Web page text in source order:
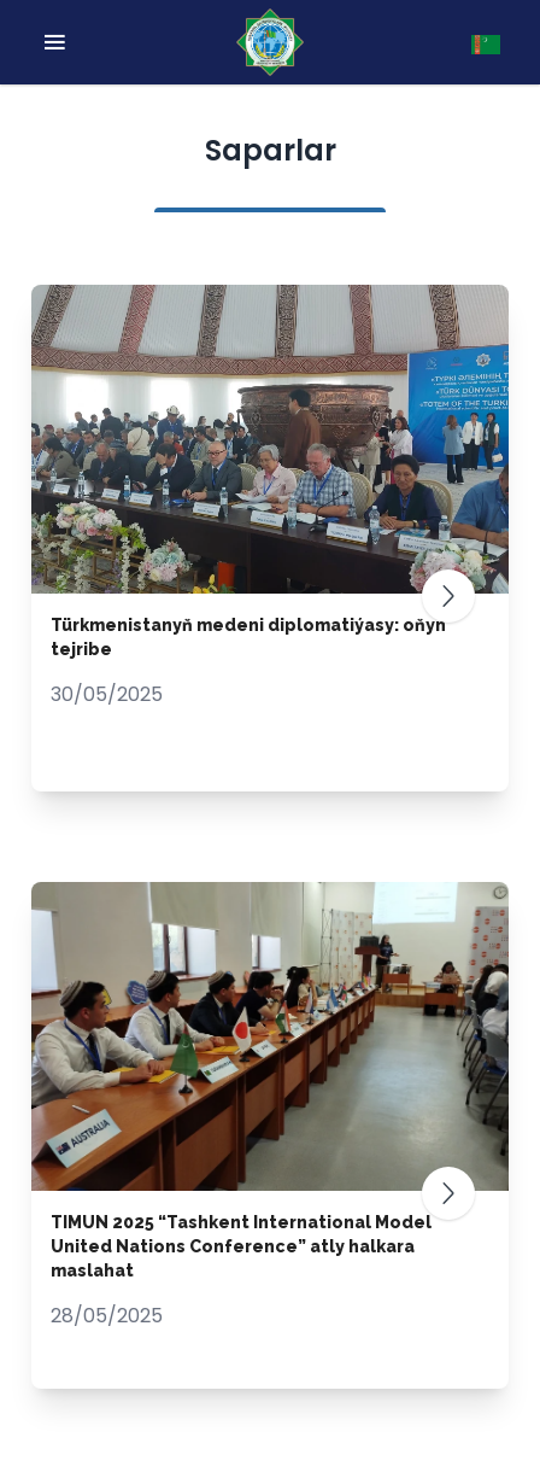
Saparlar
Türkmenistanyň medeni diplomatiýasy: oňyn
tejribe
30/05/2025
TIMUN 2025 “Tashkent International Model
United Nations Conference” atly halkara
maslahat
28/05/2025